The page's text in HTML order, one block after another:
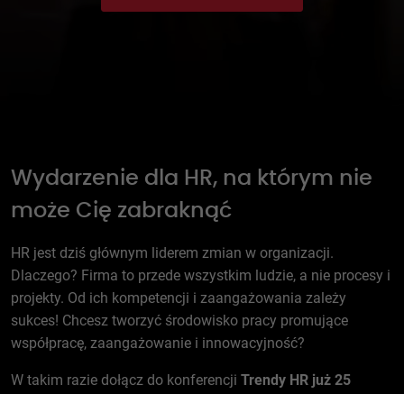
Wydarzenie dla HR, na którym nie
może Cię zabraknąć
HR jest dziś głównym liderem zmian w organizacji.
Dlaczego? Firma to przede wszystkim ludzie, a nie procesy i
projekty. Od ich kompetencji i zaangażowania zależy
sukces! Chcesz tworzyć środowisko pracy promujące
współpracę, zaangażowanie i innowacyjność?
W takim razie dołącz do konferencji Trendy HR już 25